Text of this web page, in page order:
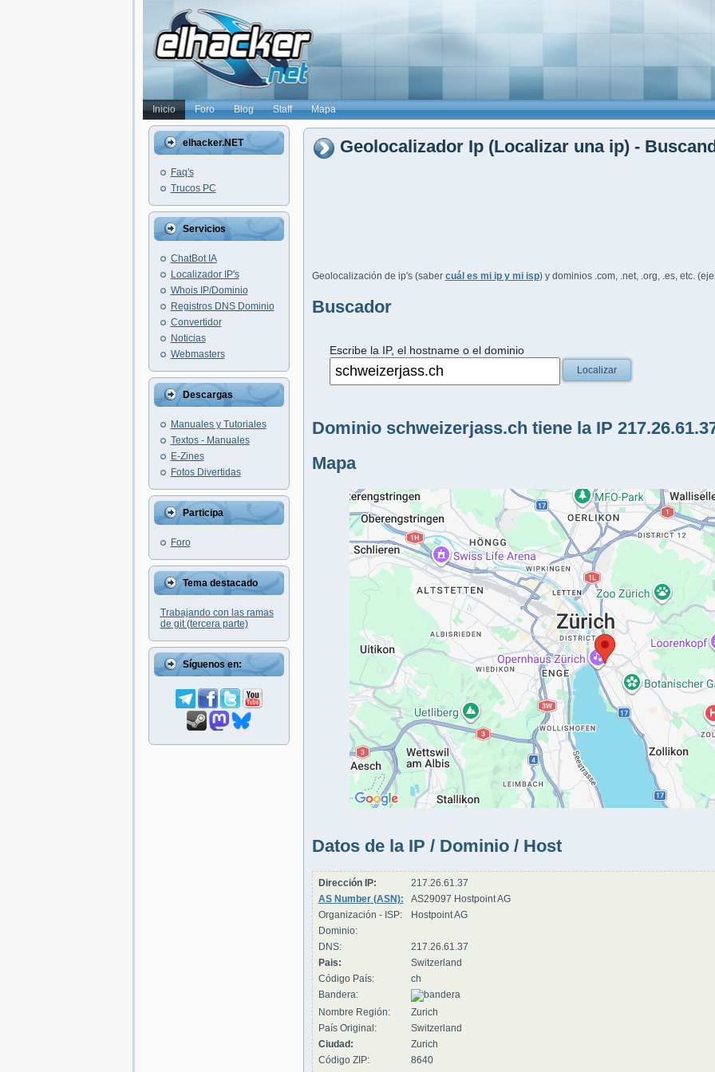
Inicio Foro Blog Staff Mapa
elhacker.NET
Faq's
Trucos PC
Servicios
ChatBot IA
Localizador IP's
Whois IP/Dominio
Registros DNS Dominio
Convertidor
Noticias
Webmasters
Descargas
Manuales y Tutoriales
Textos - Manuales
E-Zines
Fotos Divertidas
Participa
Foro
Tema destacado
Trabajando con las ramas
de git (tercera parte)
Síguenos en:
Geolocalizador Ip (Localizar una ip) -
Geolocalización de ip's (saber cuál es mi ip y mi isp) y dominios .com, .net, .org, .es, etc.
Buscador
Escribe la IP, el hostname o el dominio
Localizar
Dominio schweizerjass.ch tiene la IP
Mapa
Datos de la IP / Dominio / Host
Dirección IP:
217.26.61.37
AS Number (ASN):
AS29097 Hostpoint AG
Organización - ISP:
Hostpoint AG
Dominio:
DNS:
217.26.61.37
Pais:
Switzerland
Código País:
ch
Bandera:
Nombre Región:
Zurich
País Original:
Switzerland
Ciudad:
Zurich
Código ZIP:
8640